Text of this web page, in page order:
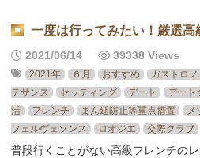
一度は行ってみたい！厳選
2021/06/14 39338 Views
2021年 ６月 おすすめ ガストロ
テサンス
セッティング デート デート
活
フレンチ まん延防止等重点措置 メ
フェルヴェソンス
ロオジエ 交際クラブ
普段行くことがない高級フレンチの